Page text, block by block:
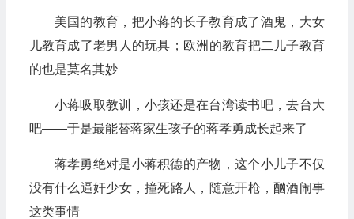
美国的教育，把小蒋的长子教育成了酒鬼，大女
儿教育成了老男人的玩具；欧洲的教育把二儿子教育
的也是莫名其妙
小蒋吸取教训，小孩还是在台湾读书吧，去台大
吧——于是最能替蒋家生孩子的蒋孝勇成长起来了
蒋孝勇绝对是小蒋积德的产物，这个小儿子不仅
没有什么逼奸少女，撞死路人，随意开枪，酗酒闹事
这类事情